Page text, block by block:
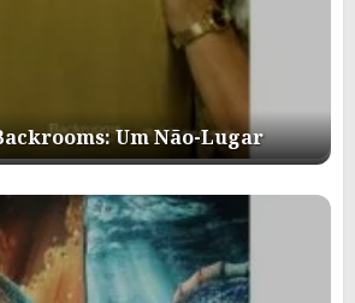
Um Não-Lugar